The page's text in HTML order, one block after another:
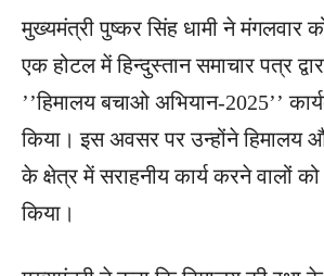
मुख्यमंत्री पुष्कर सिंह धामी ने मंगलवार
एक होटल में हिन्दुस्तान समाचार पत्र
’’हिमालय बचाओ अभियान-2025’’
किया। इस अवसर पर उन्होंने हिमालय
के क्षेत्र में सराहनीय कार्य करने वालों को
किया।